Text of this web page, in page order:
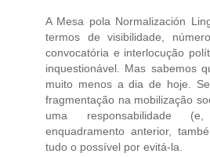
A Mesa pola Normalización
termos de visibilidade,
convocatória e interlocução
inquestionável. Mas sabemos
muito menos a dia de hoje.
fragmentação na mobilização
uma responsabilidade
enquadramento anterior,
tudo o possível por evitá-la.